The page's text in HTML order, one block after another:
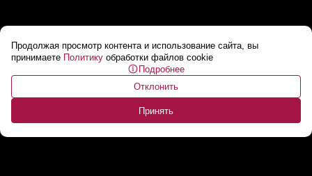
Продолжая просмотр контента и использование сайта, вы
принимаете Политику обработки файлов cookie
Подробнее
Отклонить
Принять
Лукашенко и Пезешкиан в Минске! //
Церемония официальной встречи
Президентов Беларуси и Ирана!